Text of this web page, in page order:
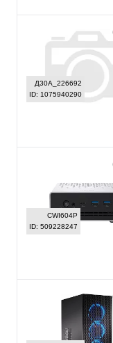
Д30А_226692
ID: 1075940290
CWI604P
ID: 509228247